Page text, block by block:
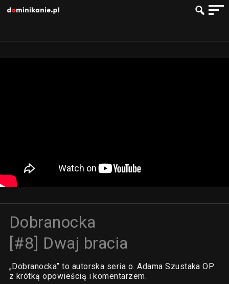
Dobranocka
[#8] Dwaj bracia
„Dobranocka” to autorska seria o. Adama Szustaka OP
z krótką opowieścią i komentarzem.